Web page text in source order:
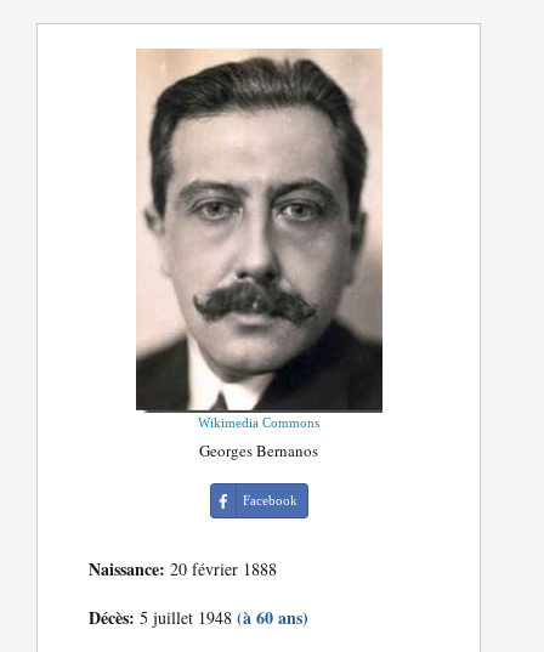
Wikimedia Commons
Georges Bernanos
Facebook
Naissance: 20 février 1888
Décès: 5 juillet 1948(à 60 ans)